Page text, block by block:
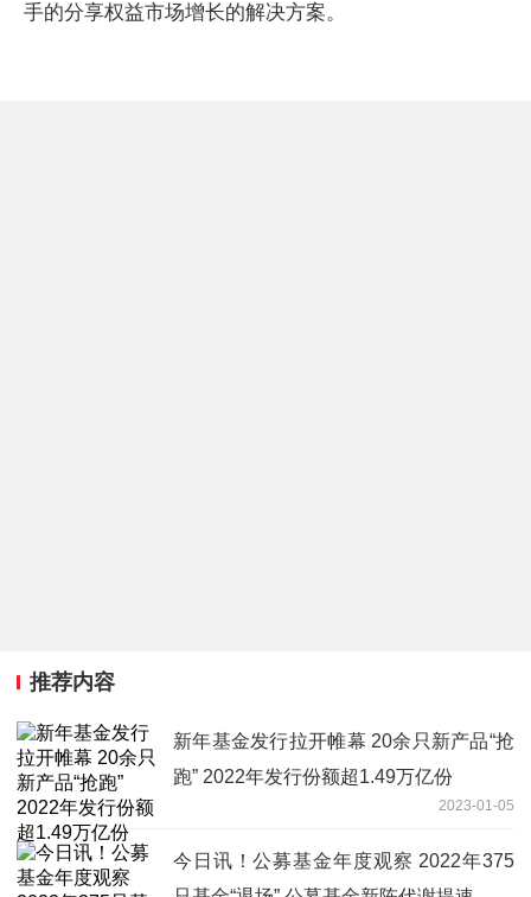
手的分享权益市场增长的解决方案。
推荐内容
新年基金发行拉开帷幕 20余只新产品“抢
跑” 2022年发行份额超1.49万亿份
2023-01-05
今日讯！公募基金年度观察 2022年375